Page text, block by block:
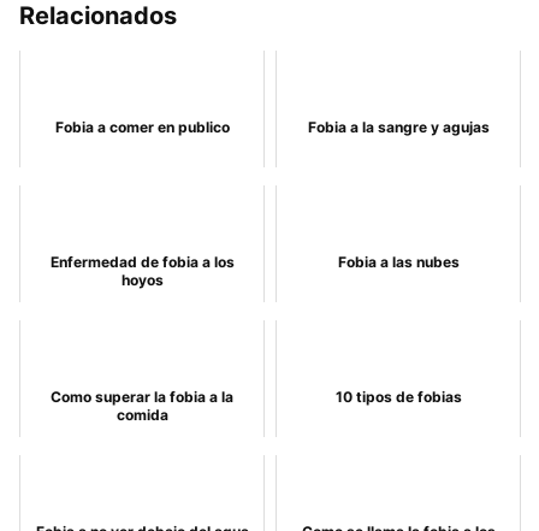
Relacionados
Fobia a comer en publico Fobia a la sangre y agujas
Enfermedad de fobia a los
hoyos
Fobia a las nubes
Como superar la fobia a la
comida
10 tipos de fobias